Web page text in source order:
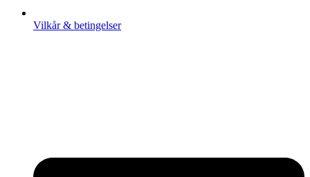
Vilkår & betingelser